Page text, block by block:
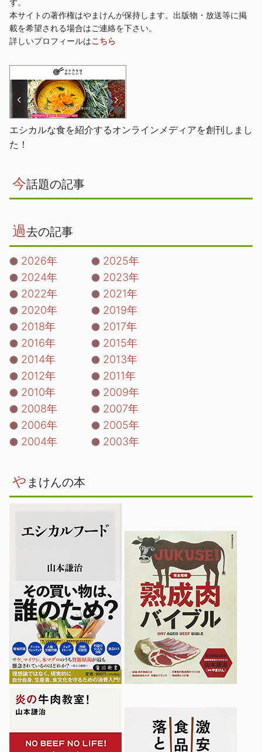
本サイトの著作権はやまけんが保持します。出版物・放送等に掲
載を希望される場合はご連絡を下さい。
詳しいプロフィールはこちら
エシカルな食を紹介するオンラインメディアを創刊しまし
た！
今話題の記事
過去の記事
2026年
2025年
2024年
2023年
2022年
2021年
2020年
2019年
2018年
2017年
2016年
2015年
2014年
2013年
2012年
2011年
2010年
2009年
2008年
2007年
2006年
2005年
2004年
2003年
や まけんの本